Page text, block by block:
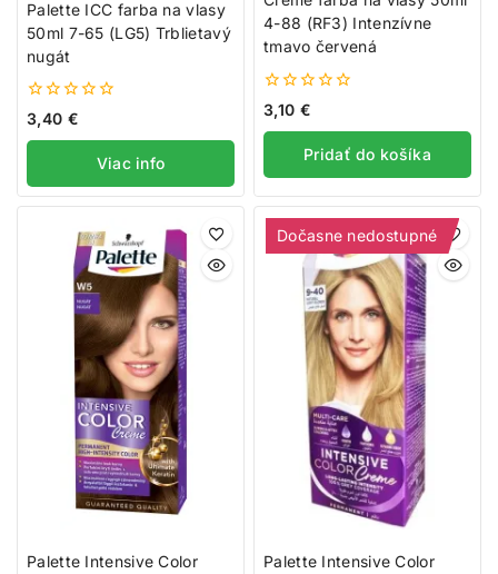
Palette ICC farba na vlasy
50ml 7-65 (LG5) Trblietavý
nugát
0
z
5
3,40 €
Viac info
4-88 (RF3) Intenzívne
tmavo červená
0
z
5
3,10 €
Pridať do košíka
Palette Intensive Color
Dočasne nedostupné
Palette Intensive Color